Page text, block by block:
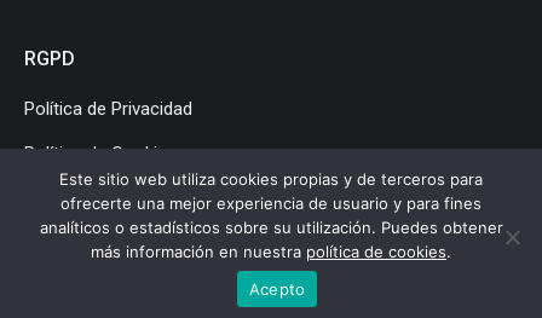
RGPD
Política de Privacidad
Política de Cookies
Aviso Legal
Clúster de Movilidad y Logística de Euskadi © Copyright |
Este sitio web utiliza cookies propias y de terceros para
ofrecerte una mejor experiencia de usuario y para fines
analíticos o estadísticos sobre su utilización. Puedes obtener
más información en nuestra política de cookies.
Acepto